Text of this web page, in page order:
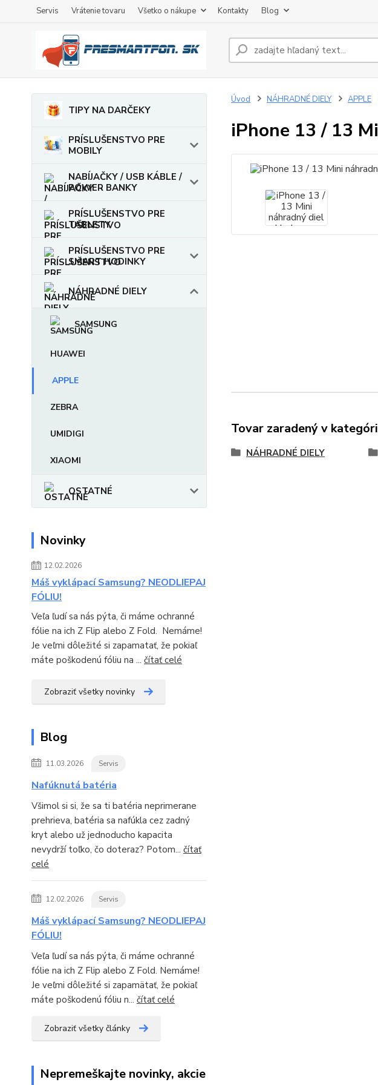
Servis Vrátenie tovaru Všetko o nákupe Kontakty Blog
TIPY NA DARČEKY
PRÍSLUŠENSTVO PRE
MOBILY
NABÍJAČKY / USB KÁBLE /
POWER BANKY
PRÍSLUŠENSTVO PRE
TABLETY
PRÍSLUŠENSTVO PRE
SMART HODINKY
NÁHRADNÉ DIELY
SAMSUNG
HUAWEI
APPLE
ZEBRA
UMIDIGI
XIAOMI
OSTATNÉ
Novinky
12.02.2026
Máš vyklápací Samsung? NEODLIEPAJ
FÓLIU!
Veľa ľudí sa nás pýta, či máme ochranné
fólie na ich Z Flip alebo Z Fold. Nemáme!
Je veľmi dôležité si zapamatať, že pokiaľ
máte poškodenú fóliu na ... čítať celé
Zobraziť všetky novinky
Blog
11.03.2026 Servis
Nafúknutá batéria
Všimol si si, že sa ti batéria neprimerane
prehrieva, batéria sa nafúkla cez zadný
kryt alebo už jednoducho kapacita
nevydrží toľko, čo doteraz? Potom... čítať
celé
12.02.2026 Servis
Máš vyklápací Samsung? NEODLIEPAJ
FÓLIU!
Veľa ľudí sa nás pýta, či máme ochranné
fólie na ich Z Flip alebo Z Fold. Nemáme!
Je veľmi dôležité si zapamätať, že pokiaľ
máte poškodenú fóliu n... čítať celé
Zobraziť všetky články
Nepremeškajte novinky, akcie
Úvod NÁHRADNÉ DIELY APPLE
iPhone 13 / 13
Tovar zaradený v
NÁHRADNÉ DIELY